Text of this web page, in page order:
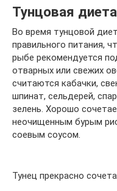
Тунцовая диета
Во время тунцовой
правильного питания,
рыбе рекомендуется
отварных или свежих
считаются кабачки,
шпинат, сельдерей,
зелень. Хорошо
неочищенным бурым
соевым соусом.
Тунец прекрасно